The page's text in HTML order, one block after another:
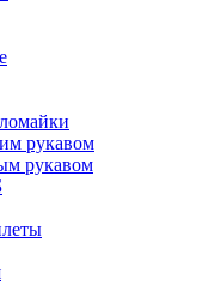
рукавом
рукавом